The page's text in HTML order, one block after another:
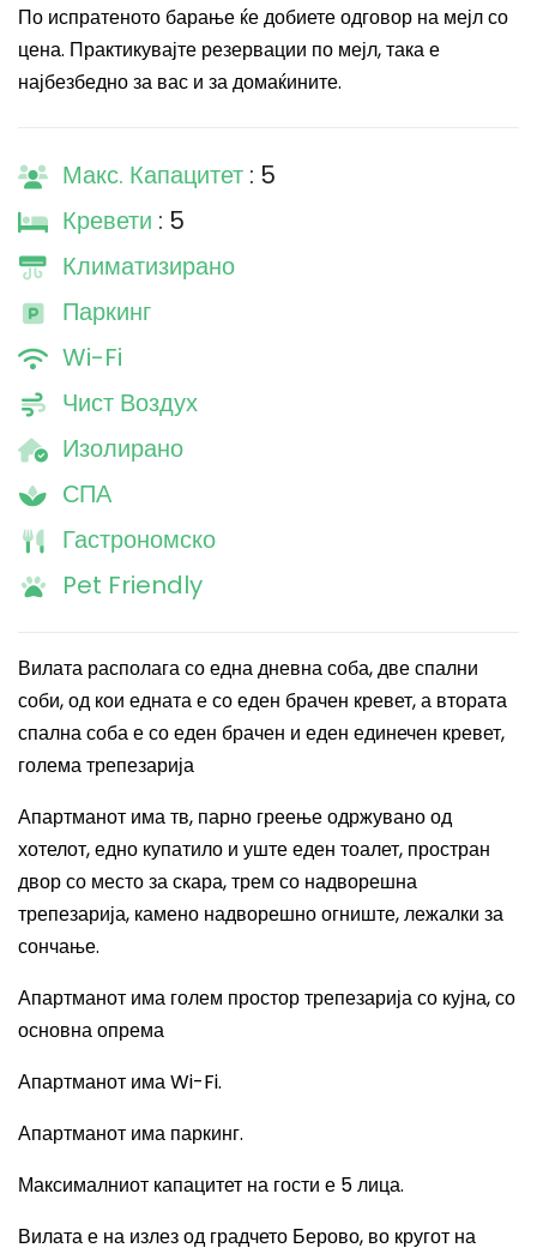
По испратеното барање ќе добиете одговор на мејл со
цена. Практикувајте резервации по мејл, така е
најбезбедно за вас и за домаќините.
Макс. Капацитет : 5
Кревети : 5
Климатизирано
Паркинг
Wi-Fi
Чист Воздух
Изолирано
СПА
Гастрономско
Pet Friendly
Вилата располага со една дневна соба, две спални
соби, од кои едната е со еден брачен кревет, а втората
спална соба е со еден брачен и еден единечен кревет,
голема трепезарија
Апартманот иматв, парно греење одржувано од
хотелот, едно купатило и уште еден тоалет, простран
двор со место за скара, трем со надворешна
трепезарија, камено надворешно огниште, лежалки за
сончање.
Апартманот има голем простор трепезарија со кујна, со
основна опрема
Апартманот имаWi-Fi.
Апартманот има паркинг.
Максималниот капацитет на гости е 5 лица.
Вилата е на излез од градчето Берово, во кругот на